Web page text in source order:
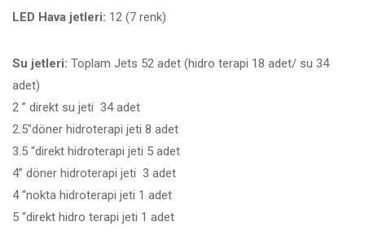
LED Hava jetleri: 12 (7 renk)
Su jetleri: Toplam Jets 52 adet (hidro terapi 18 adet/ su 34
adet)
2 ” direkt su jeti 34 adet
2.5″döner hidroterapi jeti 8 adet
3.5 “direkt hidroterapi jeti 5 adet
4” döner hidroterapi jeti 3 adet
4 “nokta hidroterapi jeti 1 adet
5 “direkt hidro terapi jeti 1 adet